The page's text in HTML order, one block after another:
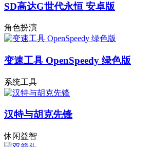
SD高达G世代永恒 安卓版
角色扮演
变速工具 OpenSpeedy 绿色版
系统工具
汉特与胡克先锋
休闲益智